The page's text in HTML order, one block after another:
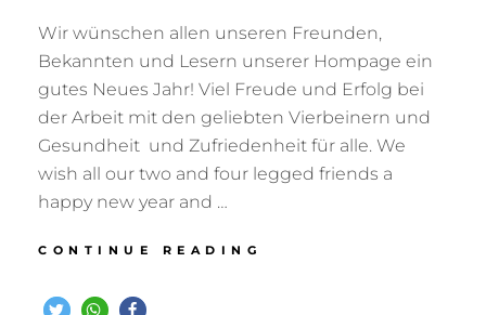
Wir wünschen allen unseren Freunden,
Bekannten und Lesern unserer Hompage ein
gutes Neues Jahr! Viel Freude und Erfolg bei
der Arbeit mit den geliebten Vierbeinern und
Gesundheit und Zufriedenheit für alle. We
wish all our two and four legged friends a
happy new year and …
CONTINUE READING